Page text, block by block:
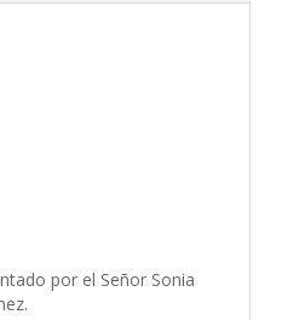
por el Señor Sonia